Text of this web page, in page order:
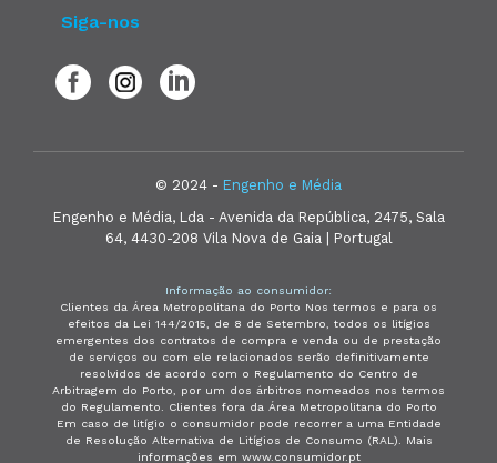
Siga-nos
© 2024 - Engenho e Média
Engenho e Média, Lda - Avenida da República, 2475, Sala
64, 4430-208 Vila Nova de Gaia | Portugal
Informação ao consumidor:
Clientes da Área Metropolitana do Porto Nos termos e para os
efeitos da Lei 144/2015, de 8 de Setembro, todos os litígios
emergentes dos contratos de compra e venda ou de prestação
de serviços ou com ele relacionados serão definitivamente
resolvidos de acordo com o Regulamento do Centro de
Arbitragem do Porto, por um dos árbitros nomeados nos termos
do Regulamento. Clientes fora da Área Metropolitana do Porto
Em caso de litígio o consumidor pode recorrer a uma Entidade
de Resolução Alternativa de Litígios de Consumo (RAL). Mais
informações em www.consumidor.pt